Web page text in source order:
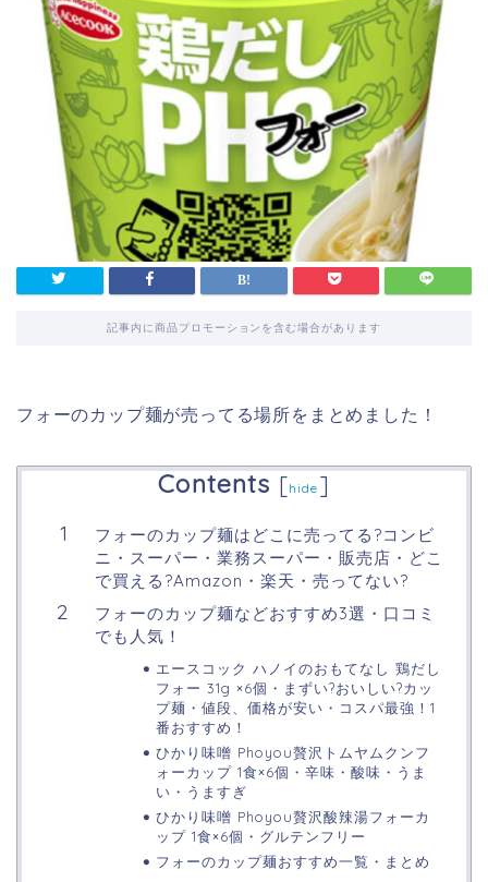
記事内に商品プロモーションを含む場合があります
フォーのカップ麺が売ってる場所をまとめました！
Contents [hide ]
フォーのカップ麺はどこに売ってる?コンビ
ニ・スーパー・業務スーパー・販売店・どこ
で買える?Amazon・楽天・売ってない?
フォーのカップ麺などおすすめ3選・口コミ
でも人気！
エースコック ハノイのおもてなし 鶏だし
フォー 31g ×6個・まずい?おいしい?カッ
プ麺・値段、価格が安い・コスパ最強！1
番おすすめ！
ひかり味噌 Phoyou贅沢トムヤムクンフ
ォーカップ 1食×6個・辛味・酸味・うま
い・うますぎ
ひかり味噌 Phoyou贅沢酸辣湯フォーカ
ップ 1食×6個・グルテンフリー
フォーのカップ麺おすすめ一覧・まとめ